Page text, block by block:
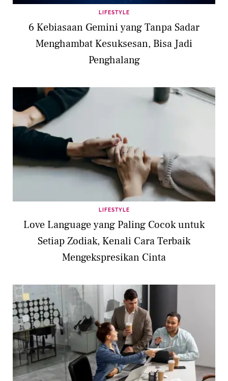
LIFESTYLE
6 Kebiasaan Gemini yang Tanpa Sadar
Menghambat Kesuksesan, Bisa Jadi
Penghalang
LIFESTYLE
Love Language yang Paling Cocok untuk
Setiap Zodiak, Kenali Cara Terbaik
Mengekspresikan Cinta